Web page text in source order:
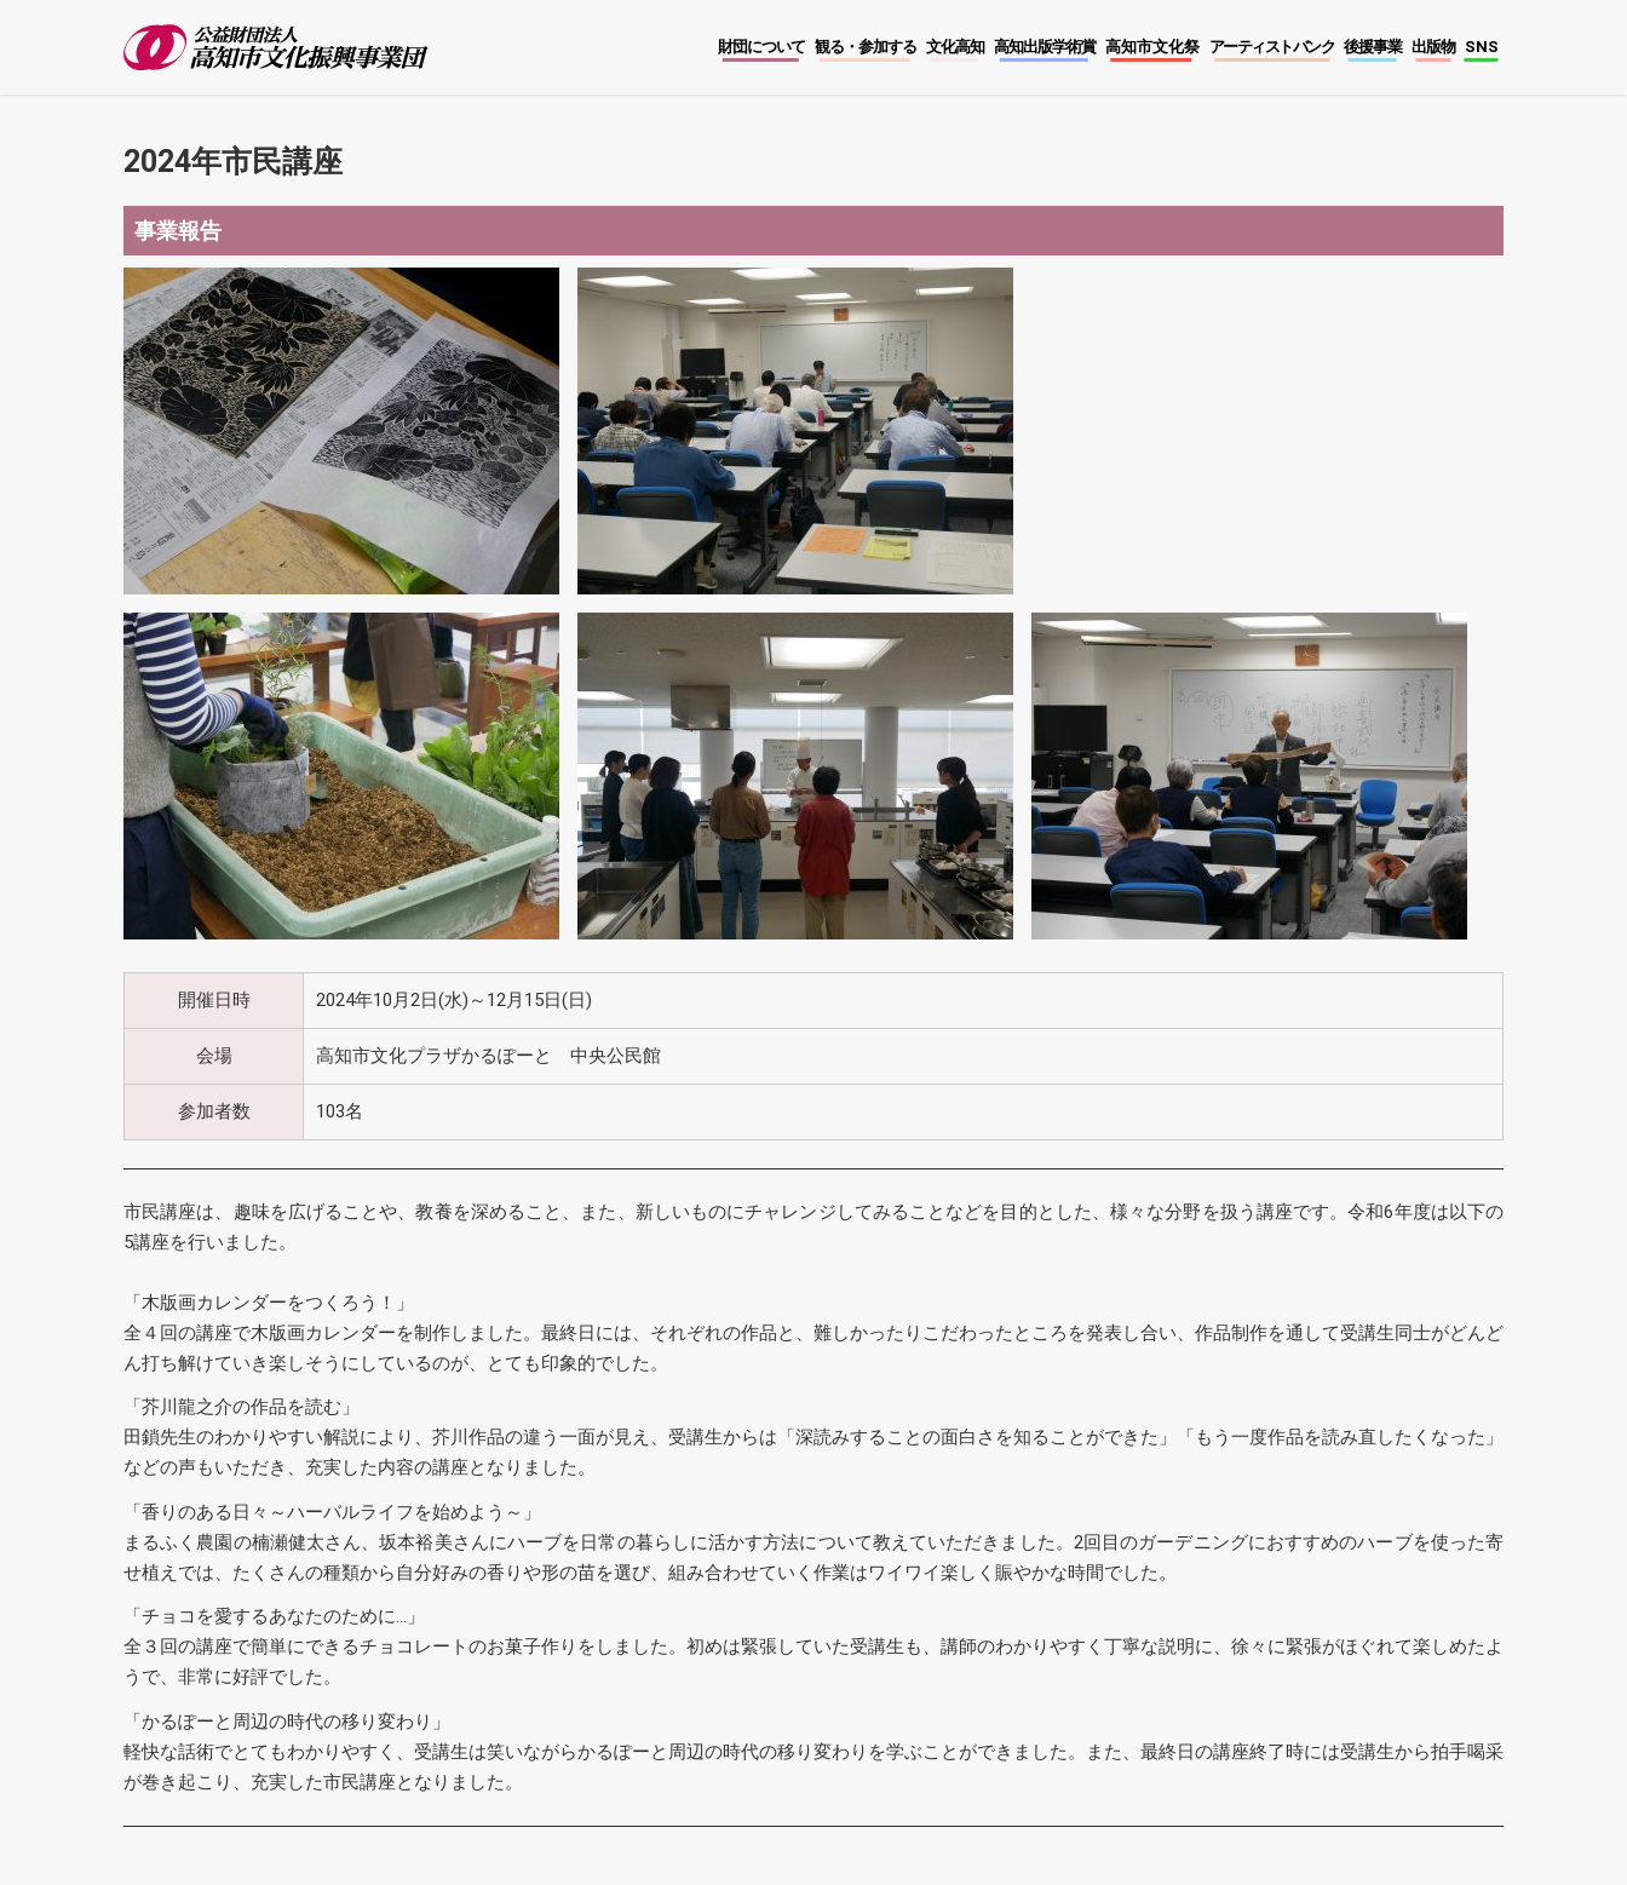
財団について 観る・参加する 文化高知 高知出版学術賞 高知市文化祭 アーティストバンク 後援事業 出版物 SNS
2024年市民講座
事業報告
開催日時 2024年10月2日(水)～12月15日(日)
会場 高知市文化プラザかるぽーと 中央公民館
参加者数 103名
市民講座は、趣味を広げることや、教養を深めること、また、新しいものにチャレンジしてみることなどを目的とした、様々な分野を扱う講座です。令和6年度は以下の
5講座を行いました。
「木版画カレンダーをつくろう！」
全４回の講座で木版画カレンダーを制作しました。最終日には、それぞれの作品と、難しかったりこだわったところを発表し合い、作品制作を通して受講生同士がどんど
ん打ち解けていき楽しそうにしているのが、とても印象的でした。
「芥川龍之介の作品を読む」
田鎖先生のわかりやすい解説により、芥川作品の違う一面が見え、受講生からは「深読みすることの面白さを知ることができた」「もう一度作品を読み直したくなった」
などの声もいただき、充実した内容の講座となりました。
「香りのある日々～ハーバルライフを始めよう～」
まるふく農園の楠瀬健太さん、坂本裕美さんにハーブを日常の暮らしに活かす方法について教えていただきました。2回目のガーデニングにおすすめのハーブを使った寄
せ植えでは、たくさんの種類から自分好みの香りや形の苗を選び、組み合わせていく作業はワイワイ楽しく賑やかな時間でした。
「チョコを愛するあなたのために…」
全３回の講座で簡単にできるチョコレートのお菓子作りをしました。初めは緊張していた受講生も、講師のわかりやすく丁寧な説明に、徐々に緊張がほぐれて楽しめたよ
うで、非常に好評でした。
「かるぽーと周辺の時代の移り変わり」
軽快な話術でとてもわかりやすく、受講生は笑いながらかるぽーと周辺の時代の移り変わりを学ぶことができました。また、最終日の講座終了時には受講生から拍手喝采
が巻き起こり、充実した市民講座となりました。